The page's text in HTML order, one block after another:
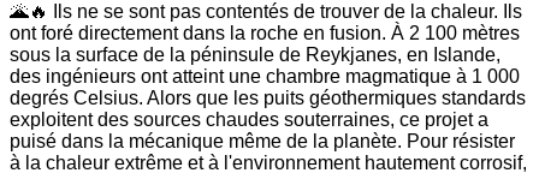
🌋🔥 Ils ne se sont pas contentés de trouver de la chaleur. Ils
ont foré directement dans la roche en fusion. À 2 100 mètres
sous la surface de la péninsule de Reykjanes, en Islande,
des ingénieurs ont atteint une chambre magmatique à 1 000
degrés Celsius. Alors que les puits géothermiques standards
exploitent des sources chaudes souterraines, ce projet a
puisé dans la mécanique même de la planète. Pour résister
à la chaleur extrême et à l'environnement hautement corrosif,